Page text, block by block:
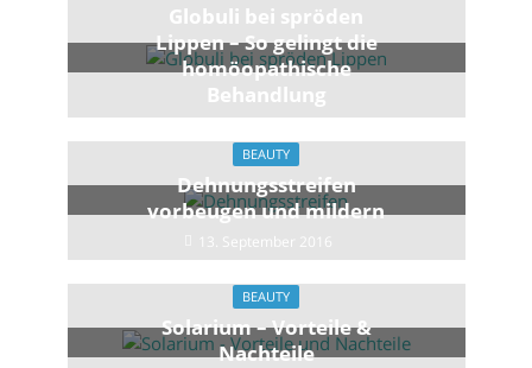
Globuli bei spröden
Lippen – So gelingt die
homöopathische
Behandlung
BEAUTY
Dehnungs­streifen
vorbeugen und mildern
13. September 2016
BEAUTY
Solarium – Vorteile &
Nachteile